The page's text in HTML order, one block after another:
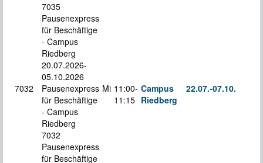
7035
Pausenexpress
für Beschäftige
- Campus
Riedberg
20.07.2026-
05.10.2026
7032
Pausenexpress
für Beschäftige
- Campus
Riedberg
7032
Pausenexpress
für Beschäftige
Mi 11:00-
11:15
Campus
Riedberg
22.07.-07.10.